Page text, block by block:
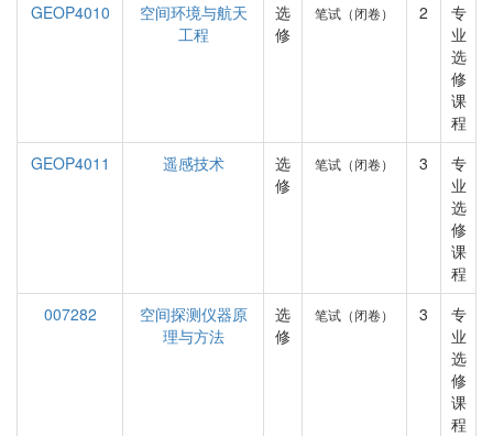
GEOP4010
空间环境与航天
工程
选
修
笔试（闭卷） 2
专
业
选
修
课
程
GEOP4011
遥感技术
选
修
笔试（闭卷） 3
专
业
选
修
课
程
007282
空间探测仪器原
理与方法
选
修
笔试（闭卷） 3
专
业
选
修
课
程